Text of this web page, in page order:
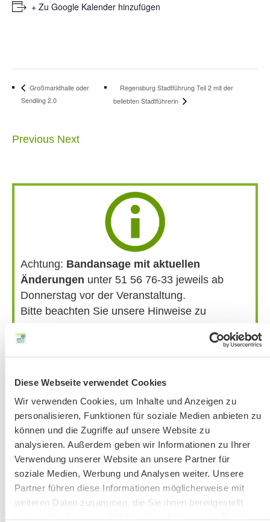
Diese Webseite verwendet Cookies
Wir verwenden Cookies, um Inhalte und Anzeigen zu
personalisieren, Funktionen für soziale Medien anbieten zu
können und die Zugriffe auf unsere Website zu
analysieren. Außerdem geben wir Informationen zu Ihrer
Verwendung unserer Website an unsere Partner für
soziale Medien, Werbung und Analysen weiter. Unsere
Partner führen diese Informationen möglicherweise mit
weiteren Daten zusammen, die Sie ihnen bereitgestellt
+ Zu Google Kalender hinzufügen
Großmarkthalle oder
Sendling 2.0
Regensburg Stadtführung Teil 2 mit der
beliebten Stadtführerin
Previous Next
Achtung: Bandansage mit aktuellen
Änderungen unter 51 56 76-33 jeweils ab
Donnerstag vor der Veranstaltung.
Bitte beachten Sie unsere Hinweise zu
Kontakt-Telefonnummern
AKTUELLE ÄNDERUNGEN BEIM BILDUNGSWERK:
Aktuelle Änderungen bei unseren Exkursionen